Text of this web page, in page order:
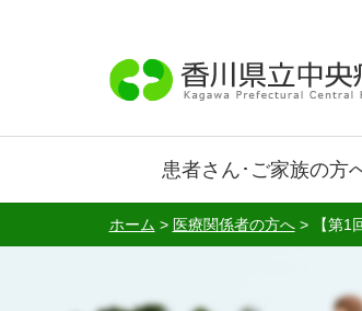
患者さん･ご家族の方
ホーム > 医療関係者の方へ> 【第